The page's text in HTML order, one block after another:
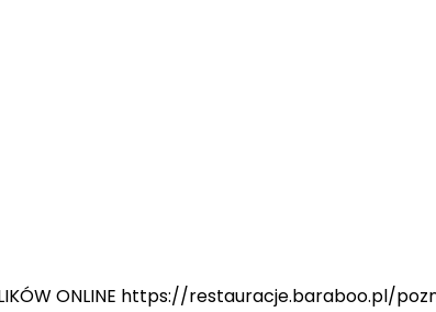
ONLINE https://restauracje.baraboo.pl/